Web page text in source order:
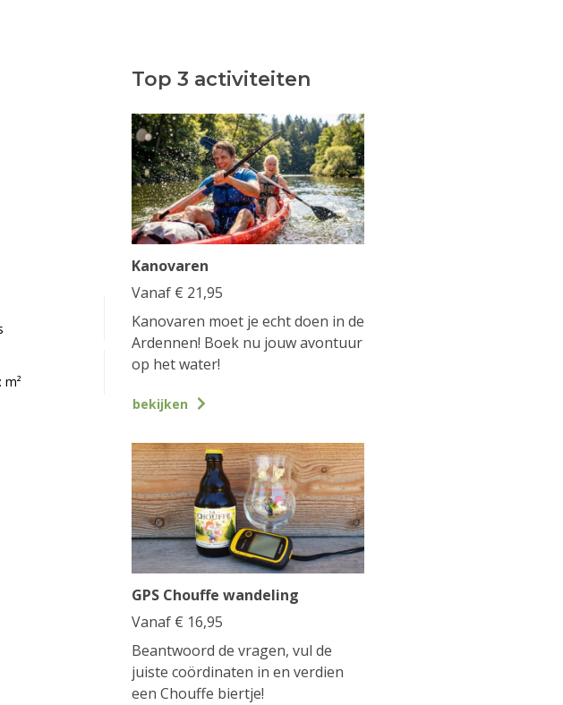
Top 3 activiteiten
Kanovaren
Vanaf € 21,95
Kanovaren moet je echt doen in de
Ardennen! Boek nu jouw avontuur
op het water!
bekijken
GPS Chouffe wandeling
Vanaf € 16,95
Beantwoord de vragen, vul de
juiste coördinaten in en verdien
een Chouffe biertje!